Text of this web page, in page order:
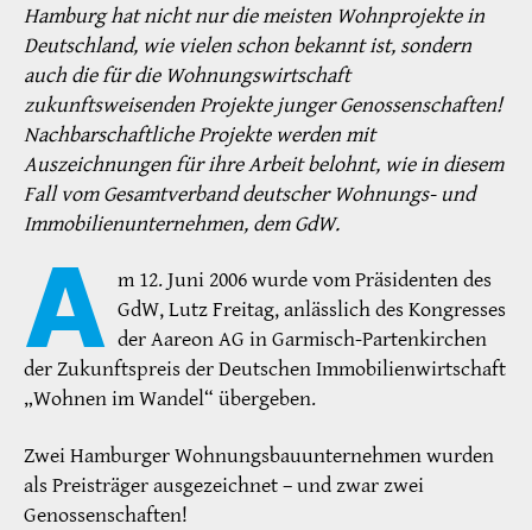
Hamburg hat nicht nur die meisten Wohnprojekte in
Deutschland, wie vielen schon bekannt ist, sondern
auch die für die Wohnungswirtschaft
zukunftsweisenden Projekte junger Genossenschaften!
Nachbarschaftliche Projekte werden mit
Auszeichnungen für ihre Arbeit belohnt, wie in diesem
Fall vom Gesamtverband deutscher Wohnungs- und
Immobilienunternehmen, dem GdW.
A m 12. Juni 2006 wurde vom Präsidenten des
GdW, Lutz Freitag, anlässlich des Kongresses
der Aareon AG in Garmisch-Partenkirchen
der Zukunftspreis der Deutschen Immobilienwirtschaft
„Wohnen im Wandel“ übergeben.
Zwei Hamburger Wohnungsbauunternehmen wurden
als Preisträger ausgezeichnet – und zwar zwei
Genossenschaften!